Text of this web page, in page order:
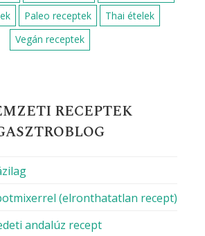
Paleo receptek
Thai ételek
Vegán receptek
RECEPTEK
(elronthatatlan recept)
andalúz recept